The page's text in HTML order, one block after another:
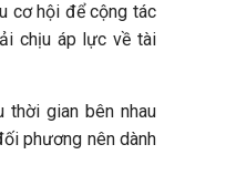
cơ hội để cộng tác
chịu áp lực về tài
thời gian bên nhau
phương nên dành